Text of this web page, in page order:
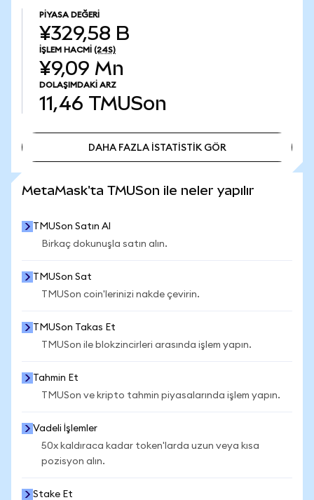
PIYASA DEĞERI
¥329,58 B
İŞLEM HACMI (24S)
¥9,09 Mn
DOLAŞIMDAKI ARZ
11,46 TMUSon
DAHA FAZLA İSTATİSTİK GÖR
MetaMask'ta TMUSon ile neler yapılır
TMUSon Satın Al
Birkaç dokunuşla satın alın.
TMUSon Sat
TMUSon coin'lerinizi nakde çevirin.
TMUSon Takas Et
TMUSon ile blokzincirleri arasında işlem yapın.
Tahmin Et
TMUSon ve kripto tahmin piyasalarında işlem yapın.
Vadeli İşlemler
50x kaldıraca kadar token'larda uzun veya kısa
pozisyon alın.
Stake Et